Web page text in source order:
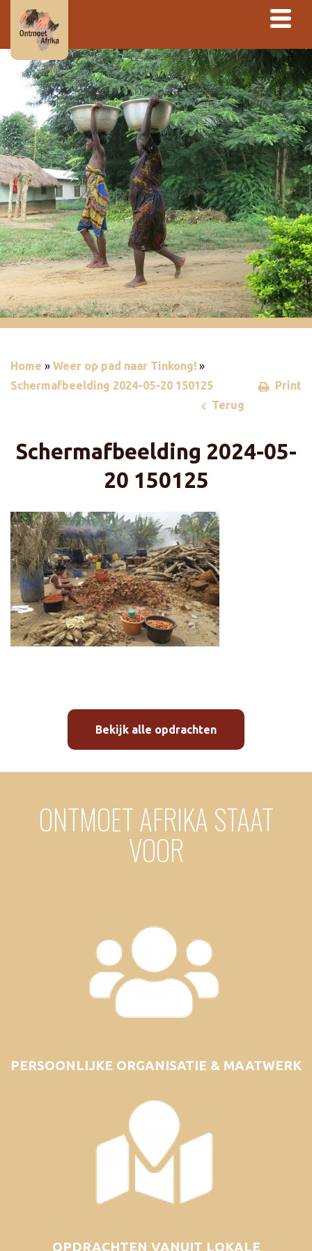
Home » Weer op pad naar Tinkong! »
Schermafbeelding 2024-05-20 150125
Print
Terug
Schermafbeelding 2024-05-
20 150125
Bekijk alle opdrachten
ONTMOET AFRIKA STAAT
VOOR
PERSOONLIJKE ORGANISATIE & MAATWERK
OPDRACHTEN VANUIT LOKALE